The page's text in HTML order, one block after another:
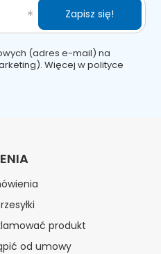
(adres e-mail) na
Więcej wpolityce
Zapisz się!
produkt
od umowy